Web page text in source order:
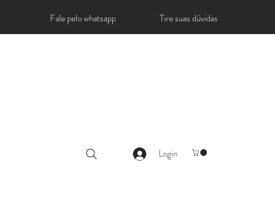
Fale pelo whatsapp Tire suas dúvidas
Login